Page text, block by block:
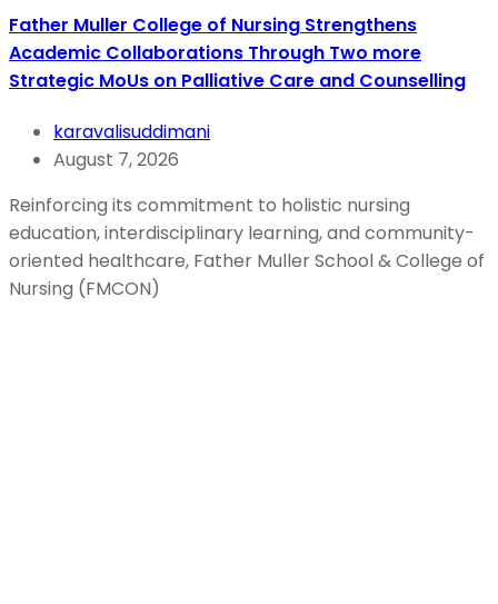
Father Muller College of Nursing Strengthens
Academic Collaborations Through Two more
Strategic MoUs on Palliative Care and Counselling
karavalisuddimani
August 7, 2026
Reinforcing its commitment to holistic nursing
education, interdisciplinary learning, and community-
oriented healthcare, Father Muller School & College of
Nursing (FMCON)